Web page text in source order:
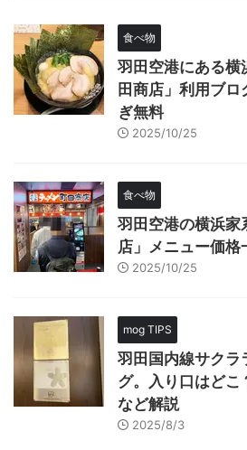
食べ物
羽田空港にある横
田商店」利用ブ
ぎ無料
2025/10/25
食べ物
羽田空港の横浜家
店」メニュー価格
2025/10/25
mog TIPS
羽田国内線サクラ
グ。入り口はどこ
など解説
2025/8/3